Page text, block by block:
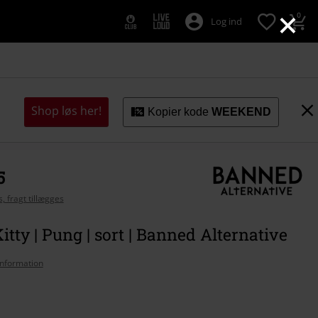
×
Log ind 0
Shop løs her! Kopier kode WEEKEND
fragt tillægges
| Pung | sort | Banned Alternative